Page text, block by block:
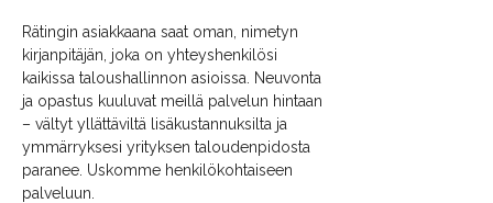
Rätingin asiakkaana saat oman, nimetyn
kirjanpitäjän, joka on yhteyshenkilösi
kaikissa taloushallinnon asioissa. Neuvonta
ja opastus kuuluvat meillä palvelun hintaan
– vältyt yllättäviltä lisäkustannuksilta ja
ymmärryksesi yrityksen taloudenpidosta
paranee. Uskomme henkilökohtaiseen
palveluun.